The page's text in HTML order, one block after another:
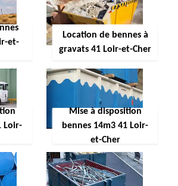
et-
Location de bennes à
gravats 41 Loir-et-Cher
Loir-
Mise à disposition
bennes 14m3 41 Loir-
et-Cher